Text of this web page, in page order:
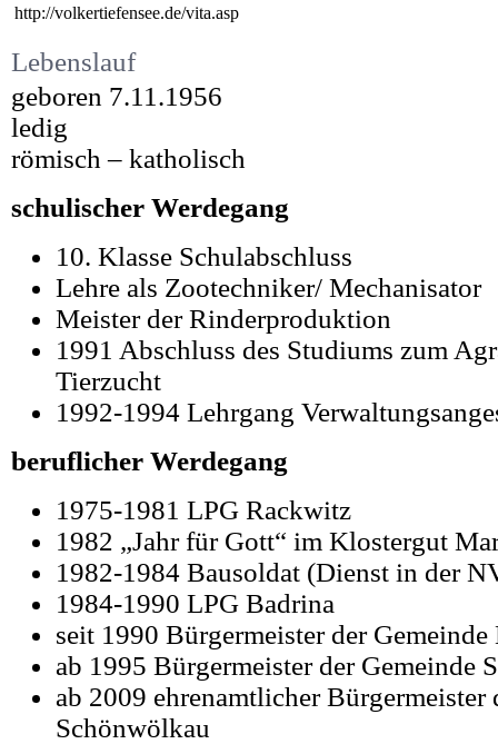
http://volkertiefensee.de/vita.asp
Lebenslauf
geboren 7.11.1956
ledig
römisch – katholisch
schulischer Werdegang
10. Klasse Schulabschluss
Lehre als Zootechniker/ Mechanisator
Meister der Rinderproduktion
1991 Abschluss des Studiums zum
Tierzucht
1992-1994 Lehrgang
beruflicher Werdegang
1975-1981 LPG Rackwitz
1982 „Jahr für Gott“ im Klostergut
1982-1984 Bausoldat (Dienst in der
1984-1990 LPG Badrina
seit 1990 Bürgermeister der Gemeinde
ab 1995 Bürgermeister der Gemeinde
ab 2009 ehrenamtlicher Bürgermeister
Schönwölkau